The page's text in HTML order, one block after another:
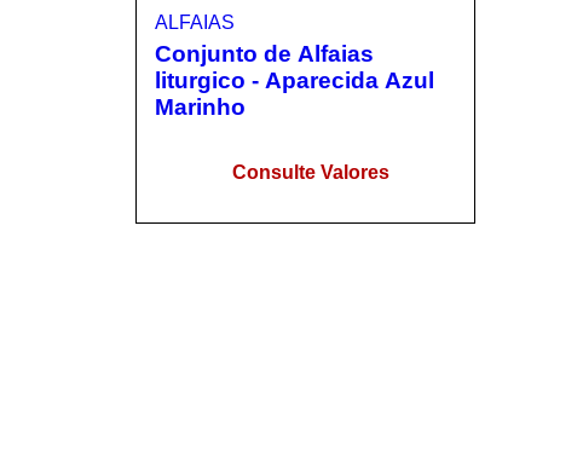
ALFAIAS
Conjunto de Alfaias
liturgico - Aparecida Azul
Marinho
Consulte Valores
LEIA MAIS